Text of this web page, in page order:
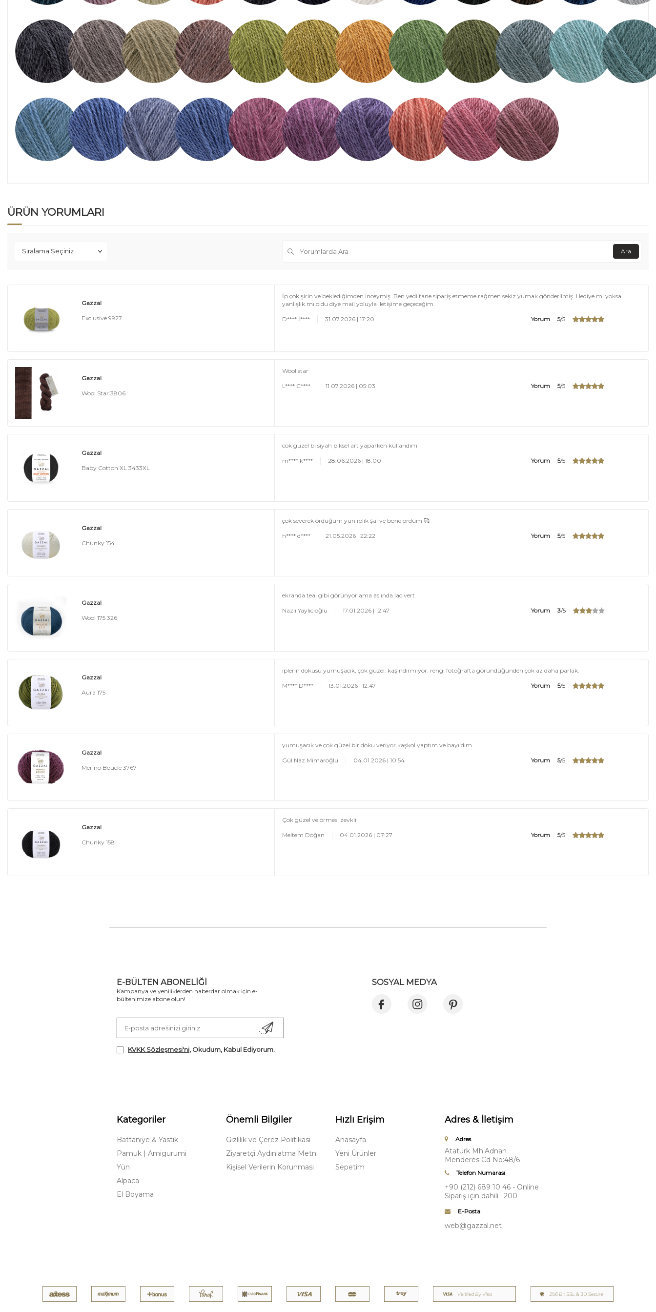
ÜRÜN YORUMLARI
Ara
Gazzal
Exclusive 9927
İp çok şirin ve beklediğimden inceymiş. Ben yedi tane sipariş etmeme rağmen sekiz yumak gönderilmiş. Hediye mi yoksa
yanlışlık mı oldu diye mail yoluyla iletişime geçeceğim.
D**** İ**** 31.07.2026 | 17:20 Yorum 5/5
Gazzal
Wool Star 3806
Wool star
L**** C**** 11.07.2026 | 05:03 Yorum 5/5
Gazzal
Baby Cotton XL 3433XL
cok guzel bi siyah piksel art yaparken kullandim
m**** k**** 28.06.2026 | 18:00 Yorum 5/5
Gazzal
Chunky 154
çok severek ördüğüm yün iplik şal ve bone ördüm 🥰
h**** d**** 21.05.2026 | 22:22 Yorum 5/5
Gazzal
Wool 175 326
ekranda teal gibi görünyor ama aslında lacivert
Nazlı Yaylıcıoğlu 17.01.2026 | 12:47 Yorum 3/5
Gazzal
Aura 175
iplerin dokusu yumuşacık, çok güzel. kaşındırmıyor. rengi fotoğrafta göründüğünden çok az daha parlak.
M**** D**** 13.01.2026 | 12:47 Yorum 5/5
Gazzal
Merino Boucle 3767
yumuşacık ve çok güzel bir doku veriyor kaşkol yaptım ve bayıldım
Gül Naz Mimaroğlu 04.01.2026 | 10:54 Yorum 5/5
Gazzal
Chunky 158
Çok güzel ve örmesi zevkli
Meltem Doğan 04.01.2026 | 07:27 Yorum 5/5
E-BÜLTEN ABONELIĞI
Kampanya ve yeniliklerden haberdar olmak için e-
bültenimize abone olun!
KVKK Sözleşmesi'ni, Okudum, Kabul Ediyorum.
SOSYAL MEDYA
Kategoriler
Battaniye & Yastık
Pamuk | Amigurumi
Yün
Alpaca
El Boyama
Önemli Bilgiler
Gizlilik ve Çerez Politikası
Ziyaretçi Aydınlatma Metni
Kişisel Verilerin Korunması
Hızlı Erişim
Anasayfa
Yeni Ürünler
Sepetim
Adres & İletişim
Adres
Atatürk Mh.Adnan
Menderes Cd No:48/6
Telefon Numarası
+90 (212) 689 10 46 - Online
Sipariş için dahili : 200
E-Posta
web@gazzal.net